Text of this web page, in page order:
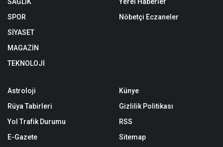
SPOR
SİYASET
MAGAZİN
TEKNOLOJİ
Nöbetçi Eczaneler
Astroloji
Rüya Tabirleri
Yol Trafik Durumu
E-Gazete
Künye
Gizlilik Politikası
RSS
Sitemap